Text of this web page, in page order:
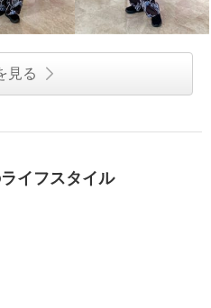
見る
イフスタイル